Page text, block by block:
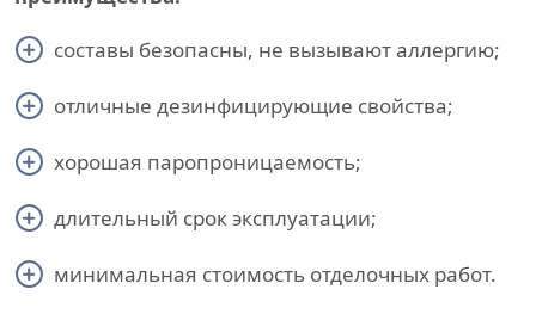
составы безопасны, не вызывают аллергию;
отличные дезинфицирующие свойства;
хорошая паропроницаемость;
длительный срок эксплуатации;
минимальная стоимость отделочных работ.